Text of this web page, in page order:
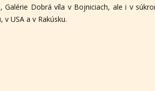
Galérie Dobrá víla v Bojniciach, ale i v
USA a v Rakúsku.